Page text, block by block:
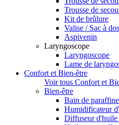
Trousse de
Kit de brûlure
Valise / Sac à
Aspivenin
Laryngoscope
Laryngoscope
Lame de
Confort et Bien-être
Voir tous Confort et
Bien-être
Bain de paraffine
Humidificateur
Diffuseur d'huile